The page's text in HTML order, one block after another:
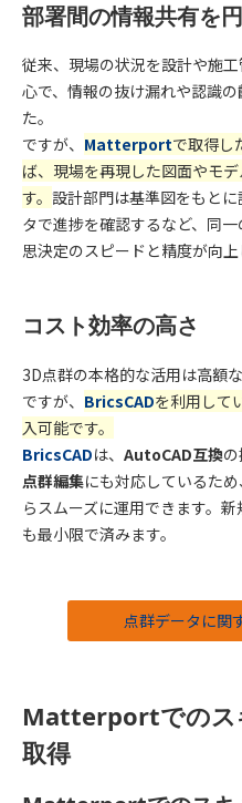
部署間の情報共有を
従来、現場の状況を設計や施
心で、情報の抜け漏れや認識
た。
ですが、 Matterportで取得し
ば、現場を再現した図面やモ
す。 設計部門は基準図をもと
タで進捗を確認するなど、同
思決定のスピードと精度が向上
コスト効率の高さ
3D点群の本格的な活用は高額
ですが、 BricsCADを利用して
入可能です。
BricsCADは、 AutoCAD互換
点群編集にも対応しているた
らスムーズに運用できます。
も最小限で済みます。
点群データに関
Matterportでのス
取得